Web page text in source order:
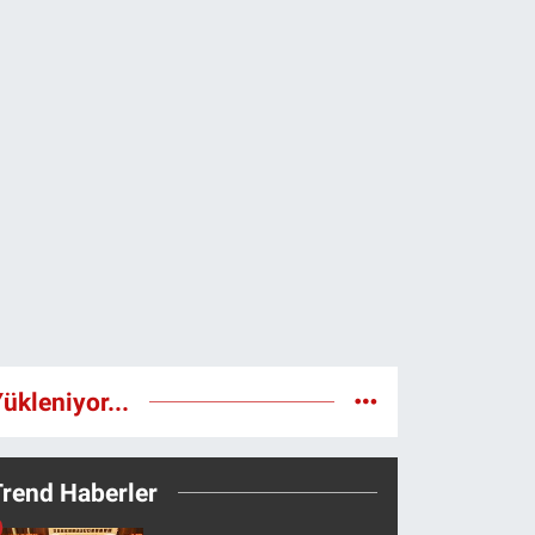
Haberler